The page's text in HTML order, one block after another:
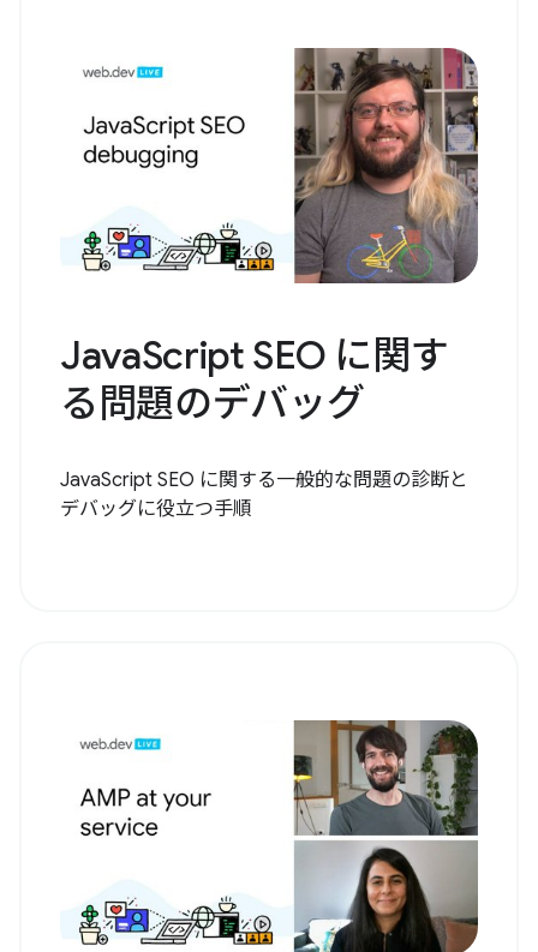
JavaScript SEO に関す
る問題のデバッグ
JavaScript SEO に関する一般的な問題の診断と
デバッグに役立つ手順